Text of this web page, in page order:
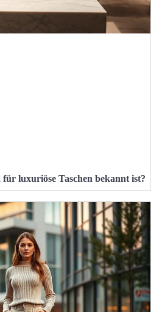
luxuriöse Taschen bekannt ist?